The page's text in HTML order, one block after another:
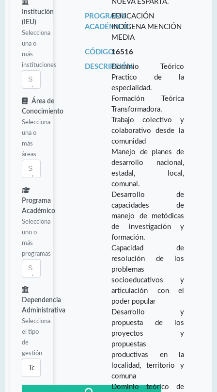
Institución
(IEU)
Selecciona
una o
más
instituciones
Área de
Conocimiento
Selecciona
una o
más
áreas
Programa
Académico
Selecciona
uno o
más
programas
Dependencia
Administrativa
Selecciona
el tipo
de
gestión
NUEVA ESPARTA.
PROGRAMA
ACADÉMICO:
EDUCACIÓN
INDÍGENA MENCIÓN
MEDIA
CÓDIGO:16516
DESCRIPCIÓN:Dominio Teórico
Practico de la
especialidad.
Formación Teórica
Transformadora.
Trabajo colectivo y
colaborativo desde la
comunidad
Manejo de planes de
desarrollo nacional,
estadal, local,
comunal.
Desarrollo de
capacidades de
manejo de metódicas
de investigación y
formación.
Capacidad de
resolución de los
problemas
socioeducativos y
articulación con el
poder popular
Desarrollo y
propuesta de los
proyectos y
propuestas
productivas en la
localidad, territorio y
comuna
Dominio teórico de